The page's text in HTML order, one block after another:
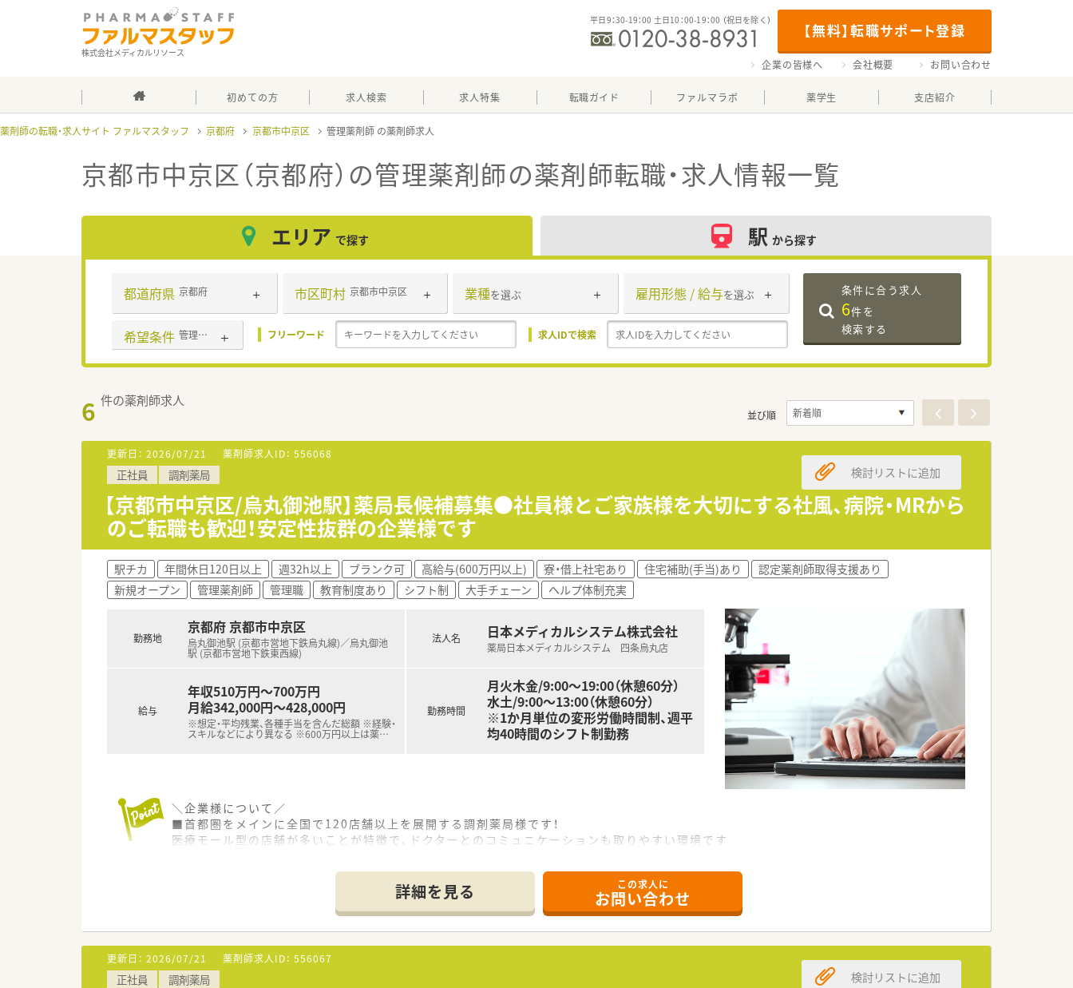
株式会社メディカルリソース
【無料】転職サポート登録
平日9：30-19：00 土日10：00-19：00 （祝日を除く）
企業の皆様へ 会社概要 お問い合わせ
初めての方 求人検索 求人特集 転職ガイド ファルマラボ 薬学生 支店紹介
薬剤師の転職・求人サイト ファルマスタッフ 京都府 京都市中京区 管理薬剤師
京都市中京区（京都府）の管理薬剤師の薬剤師転職・求人情報一覧
エリア で探す 駅 から探す
都道府県 京都府 市区町村 京都市中京区 業種を選ぶ 雇用形態 / 給与を選ぶ
希望条件 管理薬剤師 フリーワード 求人IDで検索
条件に合う求人
6件を
検索する
6 件の薬剤師求人
並び順
更新日： 2026/07/21 薬剤師求人ID： 556068
正社員 調剤薬局
【京都市中京区/烏丸御池駅】薬局長候補募集●社員様とご家族様を大切にする社風、病院・MRから
のご転職も歓迎！安定性抜群の企業様です
検討リストに追加
駅チカ 年間休日120日以上 週32h以上 ブランク可 高給与(600万円以上) 寮・借上社宅あり 住宅補助(手当)あり
認定薬剤師取得支援あり
新規オープン
管理薬剤師 管理職 教育制度あり シフト制 大手チェーン ヘルプ体制充実
勤務地
京都府 京都市中京区
烏丸御池駅 (京都市営地下鉄烏丸線)／烏丸御池
駅 (京都市営地下鉄東西線)
給与
年収510万円～700万円
月給342,000円～428,000円
※想定・平均残業、各種手当を含んだ総額 ※経験・
スキルなどにより異なる ※600万円以上は薬…
法人名 日本メディカルシステム株式会社
薬局日本メディカルシステム 四条烏丸店
勤務時間
月火木金/9:00～19:00（休憩60分）
水土/9:00～13:00（休憩60分）
※1か月単位の変形労働時間制、週平
均40時間のシフト制勤務
＼企業様について／
■首都圏をメインに全国で120店舗以上を展開する調剤薬局様です！
医療モール型の店舗が多いことが特徴で、ドクターとのコミュニケーションも取りやすい環境です
その中でも無借金経営を続けられているため安心してお勤め頂ける企業様です！
■社員様とそのご家族様も大切にする、というお考えがございますので、長くお勤めされたい方にもピッタリです
■年間休日122日！長期休暇取得や有給休暇取得推進制度がありますのでプライベートを大切にしたい方にもオススメ！
■育休は3年間取得が可能で、時短制度はお子様が小学校6年生までと長め！
男性の育休取得実績もございます◎
詳細を見る この求人に
お問い合わせ
更新日： 2026/07/21 薬剤師求人ID： 556067
正社員 調剤薬局 検討リストに追加